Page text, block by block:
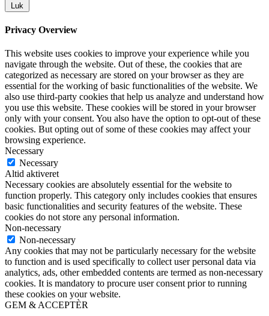
Luk
Privacy Overview
This website uses cookies to improve your experience while you
navigate through the website. Out of these, the cookies that are
categorized as necessary are stored on your browser as they are
essential for the working of basic functionalities of the website. We
also use third-party cookies that help us analyze and understand how
you use this website. These cookies will be stored in your browser
only with your consent. You also have the option to opt-out of these
cookies. But opting out of some of these cookies may affect your
browsing experience.
Necessary
Necessary
Altid aktiveret
Necessary cookies are absolutely essential for the website to
function properly. This category only includes cookies that ensures
basic functionalities and security features of the website. These
cookies do not store any personal information.
Non-necessary
Non-necessary
Any cookies that may not be particularly necessary for the website
to function and is used specifically to collect user personal data via
analytics, ads, other embedded contents are termed as non-necessary
cookies. It is mandatory to procure user consent prior to running
these cookies on your website.
GEM & ACCEPTÈR